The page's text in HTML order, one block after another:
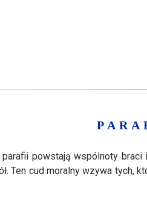
parafii powstają wspólnoty
Ten cud moralny wzywa